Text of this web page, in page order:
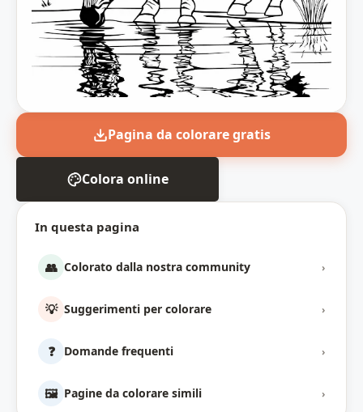
In questa pagina
👥 Colorato dalla nostra community ›
💡 Suggerimenti per colorare ›
❓ Domande frequenti ›
🖼️ Pagine da colorare simili ›
Pagina da colorare gratis
Colora online